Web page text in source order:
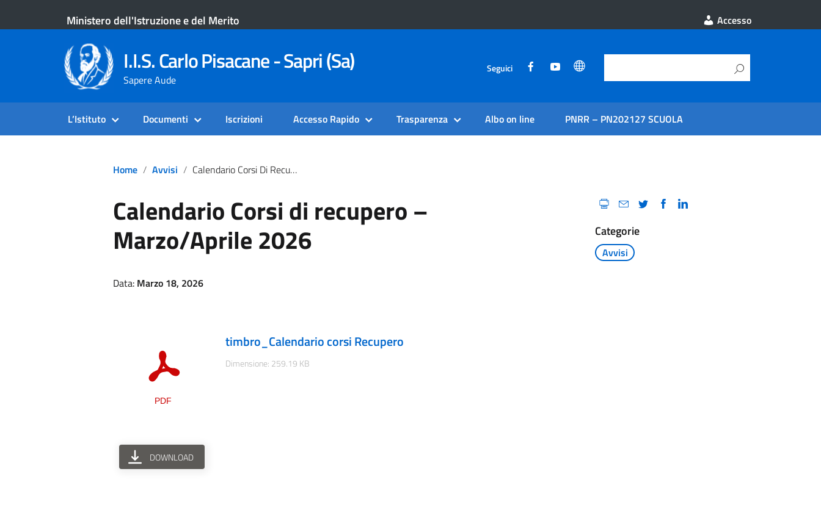
Ministero dell'Istruzione e del Merito Accesso
I.I.S. Carlo Pisacane - Sapri (Sa)
Sapere Aude
Seguici
L’Istituto Documenti Iscrizioni Accesso Rapido Trasparenza Albo on line PNRR – PN202127 SCUOLA
Home Avvisi Calendario Corsi Di Recupero – Marzo/Aprile 2026
Calendario Corsi di recupero –
Marzo/Aprile 2026 Categorie
Avvisi
Data: Marzo 18, 2026
timbro_Calendario corsi Recupero
Dimensione: 259.19 KB
DOWNLOAD